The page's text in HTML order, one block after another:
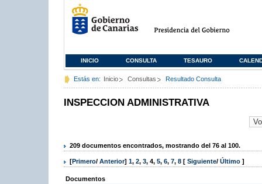
INICIO CONSULTA TESAURO
Estás en: Inicio Consultas Resultado Consulta
INSPECCION ADMINISTRATIVA
209 documentos encontrados, mostrando del 76 al 100.
[Primero/ Anterior] 1, 2, 3, 4, 5, 6, 7, 8 [ Siguiente/ Último ]
Documentos